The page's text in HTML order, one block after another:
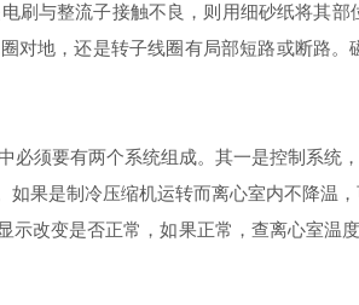
与整流子接触不良，则用细砂纸将其部位
线圈对地，还是转子线圈有局部短路或断
须要有两个系统组成。其一是控制系统
果是制冷压缩机运转而离心室内不降温
改变是否正常，如果正常，查离心